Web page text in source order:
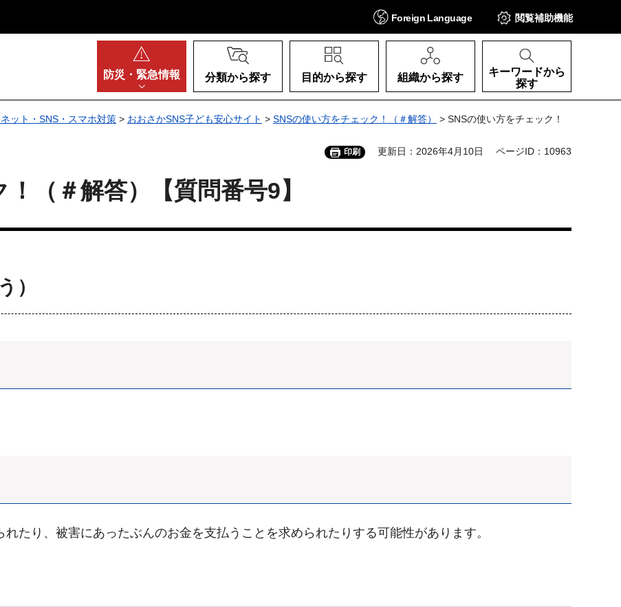
Foreign Language 閲覧補助機能
防災・ 緊急情報 分類から探す 目的から探す 組織から探す
キーワードから
探す
ット・SNS・スマホ対策 > おおさかSNS子ども安心サイト > SNSの使い方をチェック！（＃解答）
> SNSの使い方をチェック！
印刷 更新日：2026年4月10日 ページID：10963
（＃解答）【質問番号9】
）
たり、被害にあったぶんのお金を支払うことを求められたりする可能性があります。